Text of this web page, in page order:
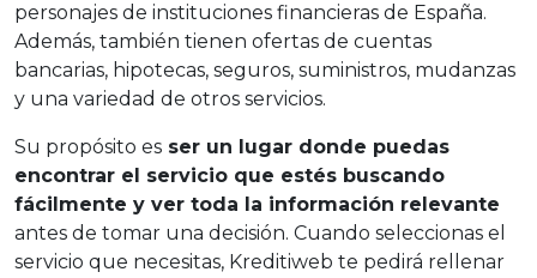
personajes de instituciones financieras de España.
Además, también tienen ofertas de cuentas
bancarias, hipotecas, seguros, suministros, mudanzas
y una variedad de otros servicios.
Su propósito es ser un lugar donde puedas
encontrar el servicio que estés buscando
fácilmente y ver toda la información relevante
antes de tomar una decisión. Cuando seleccionas el
servicio que necesitas, Kreditiweb te pedirá rellenar